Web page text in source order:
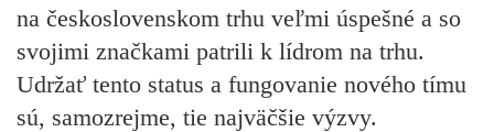
na československom trhu veľmi úspešné a so
svojimi značkami patrili k lídrom na trhu.
Udržať tento status a fungovanie nového tímu
sú, samozrejme, tie najväčšie výzvy.